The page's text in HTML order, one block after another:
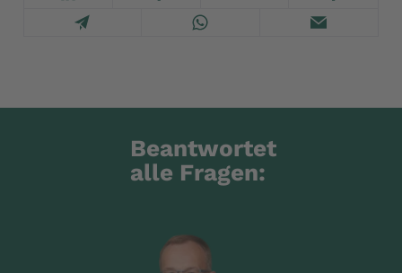
Beantwortet
alle Fragen: